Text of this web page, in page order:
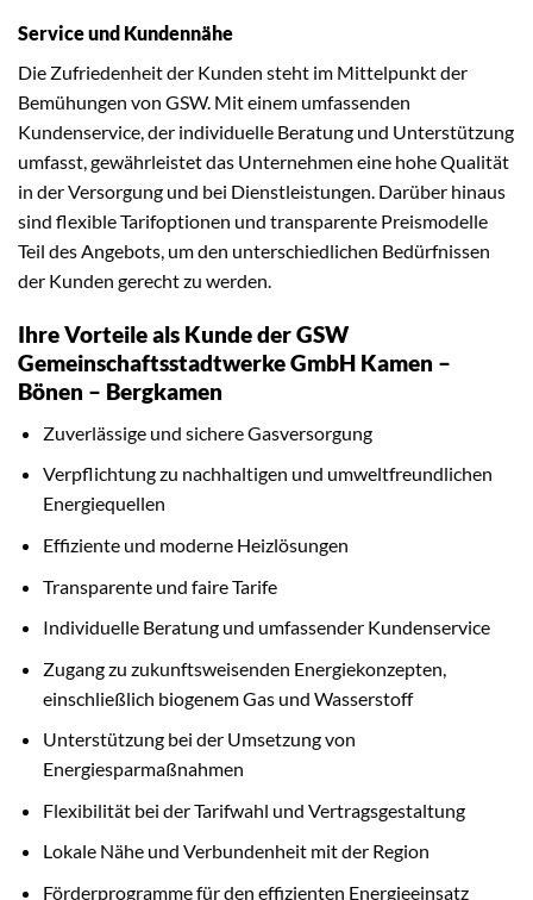
Service und Kundennähe
Die Zufriedenheit der Kunden steht im Mittelpunkt der
Bemühungen von GSW. Mit einem umfassenden
Kundenservice, der individuelle Beratung und Unterstützung
umfasst, gewährleistet das Unternehmen eine hohe Qualität
in der Versorgung und bei Dienstleistungen. Darüber hinaus
sind flexible Tarifoptionen und transparente Preismodelle
Teil des Angebots, um den unterschiedlichen Bedürfnissen
der Kunden gerecht zu werden.
Ihre Vorteile als Kunde der GSW
Gemeinschaftsstadtwerke GmbH Kamen –
Bönen – Bergkamen
Zuverlässige und sichere Gasversorgung
Verpflichtung zu nachhaltigen und umweltfreundlichen
Energiequellen
Effiziente und moderne Heizlösungen
Transparente und faire Tarife
Individuelle Beratung und umfassender Kundenservice
Zugang zu zukunftsweisenden Energiekonzepten,
einschließlich biogenem Gas und Wasserstoff
Unterstützung bei der Umsetzung von
Energiesparmaßnahmen
Flexibilität bei der Tarifwahl und Vertragsgestaltung
Lokale Nähe und Verbundenheit mit der Region
Förderprogramme für den effizienten Energieeinsatz